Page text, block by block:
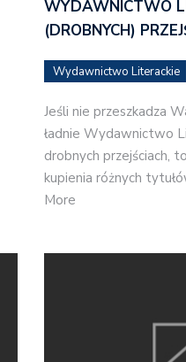
WYDAWNICTWO
(DROBNYCH)
Wydawnictwo Literackie
Jeśli nie przeszkadza
ładnie Wydawnictwo
drobnych przejściach,
kupienia różnych
More